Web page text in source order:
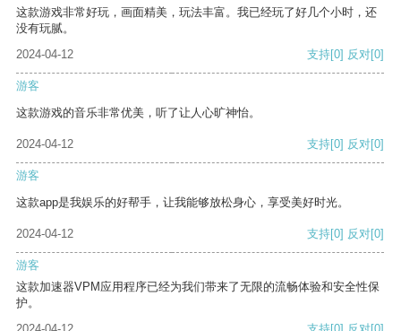
这款游戏非常好玩，画面精美，玩法丰富。我已经玩了好几个小时，还
没有玩腻。
2024-04-12
支持[0] 反对[0]
游客
这款游戏的音乐非常优美，听了让人心旷神怡。
2024-04-12 支持[0] 反对[0]
游客
这款app是我娱乐的好帮手，让我能够放松身心，享受美好时光。
2024-04-12 支持[0] 反对[0]
游客
这款加速器VPM应用程序已经为我们带来了无限的流畅体验和安全性保
护。